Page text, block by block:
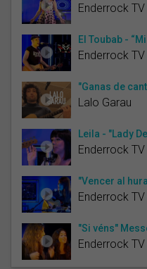
Enderrock
El Toubab -
Enderrock
"Ganas de
Lalo Garau
Leila - "Lady
Enderrock
"Vencer al
Enderrock
"Si véns"
Enderrock